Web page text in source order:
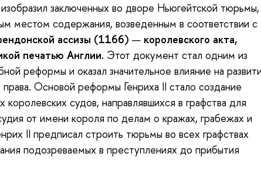
заключенных во дворе Ньюгейтской тюрьмы,
местом содержания, возведенным в соответствии с
ассизы (1166) — королевского акта,
печатью Англии. Этот документ стал одним из
реформы и оказал значительное влияние на
права. Основой реформы Генриха II стало создание
королевских судов, направлявшихся в графства для
от имени короля по делам о кражах, грабежах и
II предписал строить тюрьмы во всех графствах
подозреваемых в преступлениях до прибытия